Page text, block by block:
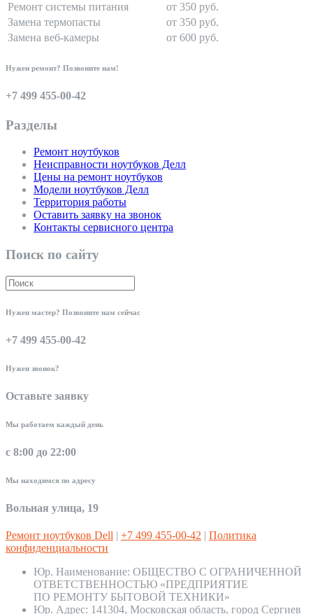
Ремонт системы питания
от 350 руб.
Замена термопасты
от 350 руб.
Замена веб-камеры
от 600 руб.
Нужен ремонт? Позвоните нам!
+7 499 455-00-42
Разделы
Ремонт ноутбуков
Неисправности ноутбуков Делл
Цены на ремонт ноутбуков
Модели ноутбуков Делл
Территория работы
Оставить заявку на звонок
Контакты сервисного центра
Поиск по сайту
Нужен мастер? Позвоните нам сейчас
+7 499 455-00-42
Нужен звонок?
Оставьте заявку
Мы работаем каждый день
с 8:00 до 22:00
Мы находимся по адресу
Вольная улица, 19
Ремонт ноутбуков Dell | +7 499 455-00-42 | Политика
конфиденциальности
Юр. Наименование: ОБЩЕСТВО С ОГРАНИЧЕННОЙ
ОТВЕТСТВЕННОСТЬЮ «ПРЕДПРИЯТИЕ
ПО РЕМОНТУ БЫТОВОЙ ТЕХНИКИ»
Юр. Адрес: 141304, Московская область, город Сергиев